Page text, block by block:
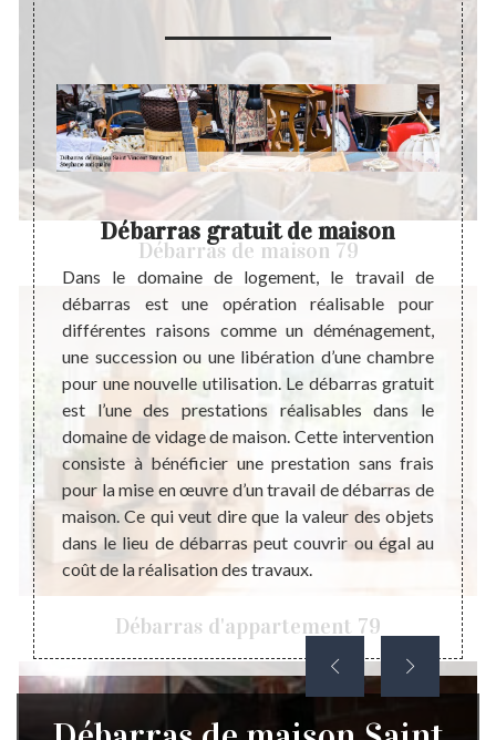
Débarras de maison 79
Débarras d'appartement 79
le
des
veut
ces
en
aux
ne
Débarras gratuit de maison
Dans le domaine de logement, le travail de
débarras est une opération réalisable pour
différentes raisons comme un déménagement,
une succession ou une libération d’une chambre
pour une nouvelle utilisation. Le débarras gratuit
est l’une des prestations réalisables dans le
domaine de vidage de maison. Cette intervention
consiste à bénéficier une prestation sans frais
pour la mise en œuvre d’un travail de débarras de
maison. Ce qui veut dire que la valeur des objets
dans le lieu de débarras peut couvrir ou égal au
coût de la réalisation des travaux.
Le
le
afin
est